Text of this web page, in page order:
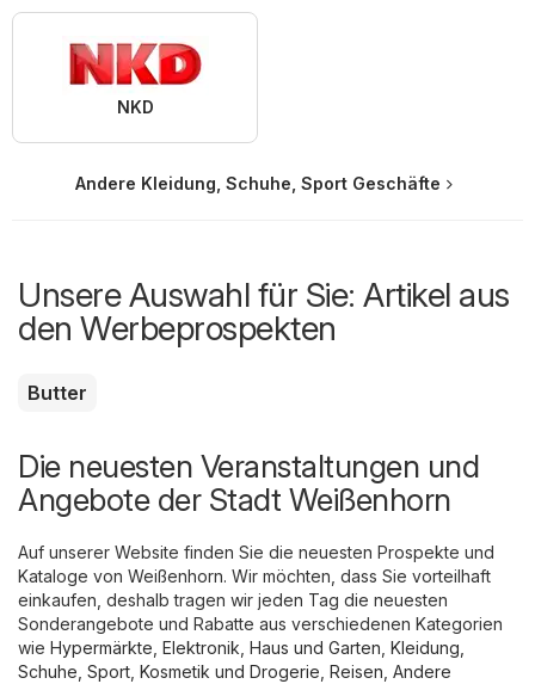
NKD
Andere Kleidung, Schuhe, Sport Geschäfte
Unsere Auswahl für Sie: Artikel aus
den Werbeprospekten
Butter
Die neuesten Veranstaltungen und
Angebote der Stadt Weißenhorn
Auf unserer Website finden Sie die neuesten Prospekte und
Kataloge von Weißenhorn. Wir möchten, dass Sie vorteilhaft
einkaufen, deshalb tragen wir jeden Tag die neuesten
Sonderangebote und Rabatte aus verschiedenen Kategorien
wie Hypermärkte Elektronik Haus und Garten Kleidung,
Schuhe, Sport Kosmetik und Drogerie Reisen Andere